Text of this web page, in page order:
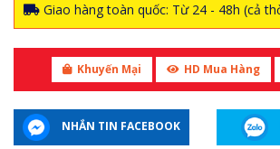
Giao hàng toàn quốc: Từ 24 - 48h (cả
Khuyến Mại HD Mua Hàng
NHẮN TIN FACEBOOK